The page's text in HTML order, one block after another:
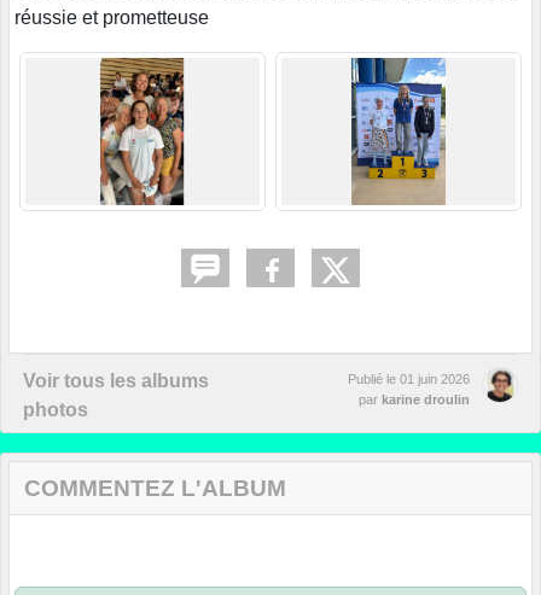
réussie et prometteuse
Voir tous les albums
photos
Publié le 01 juin 2026
par karine droulin
COMMENTEZ L'ALBUM